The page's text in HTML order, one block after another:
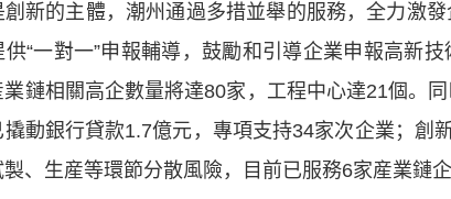
的主體，潮州通過多措並舉的服務，全力激發
“一對一”申報輔導，鼓勵和引導企業申報高新
鏈相關高企數量將達80家，工程中心達21個。
動銀行貸款1.7億元，專項支持34家次企業；創
、生産等環節分散風險，目前已服務6家産業鏈企